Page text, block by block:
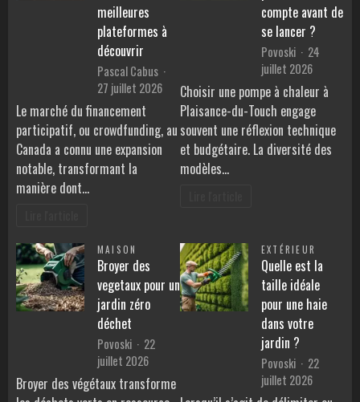
meilleures
plateformes à
découvrir
Pascal Cabus
27 juillet 2026
Le marché du financement
participatif, ou crowdfunding, au
Canada a connu une expansion
notable, transformant la
manière dont…
compte avant de
se lancer ?
Povoski
24
juillet 2026
Choisir une pompe à chaleur à
Plaisance-du-Touch engage
souvent une réflexion technique
et budgétaire. La diversité des
modèles…
MAISON
Broyer des
vegetaux pour un
jardin zéro
déchet
Povoski
22
juillet 2026
Broyer des végétaux transforme
EXTÉRIEUR
Quelle est la
taille idéale
pour une haie
dans votre
jardin ?
Povoski
22
juillet 2026